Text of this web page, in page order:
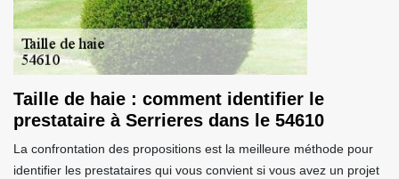
Taille de haie : comment identifier le
prestataire à Serrieres dans le 54610
La confrontation des propositions est la meilleure méthode pour
identifier les prestataires qui vous convient si vous avez un projet